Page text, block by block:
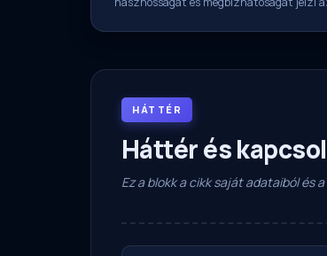
HÁTTÉR
Háttér és
Ez a blokk a cikk saját adataiból és